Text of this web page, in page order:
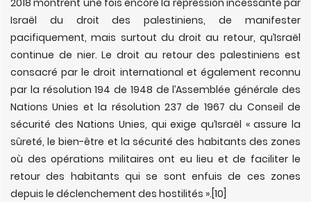
2018 montrent une fois encore la répression incessante par
Israël du droit des palestiniens, de manifester
pacifiquement, mais surtout du droit au retour, qu’Israël
continue de nier. Le droit au retour des palestiniens est
consacré par le droit international et également reconnu
par la résolution 194 de 1948 de l’Assemblée générale des
Nations Unies et la résolution 237 de 1967 du Conseil de
sécurité des Nations Unies, qui exige qu’Israël « assure la
sûreté, le bien-être et la sécurité des habitants des zones
où des opérations militaires ont eu lieu et de faciliter le
retour des habitants qui se sont enfuis de ces zones
depuis le déclenchement des hostilités ». [10]